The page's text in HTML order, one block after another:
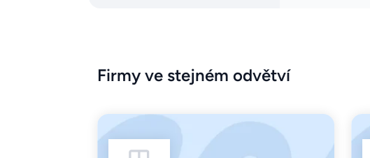
Firmy ve stejném odvětví